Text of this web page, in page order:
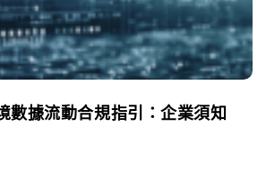
數據流動合規指引：企業須知